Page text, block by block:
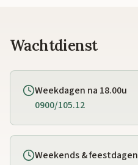
Wachtdienst
Weekdagen na 18.00u
0900/105.12
Weekends & feestdagen